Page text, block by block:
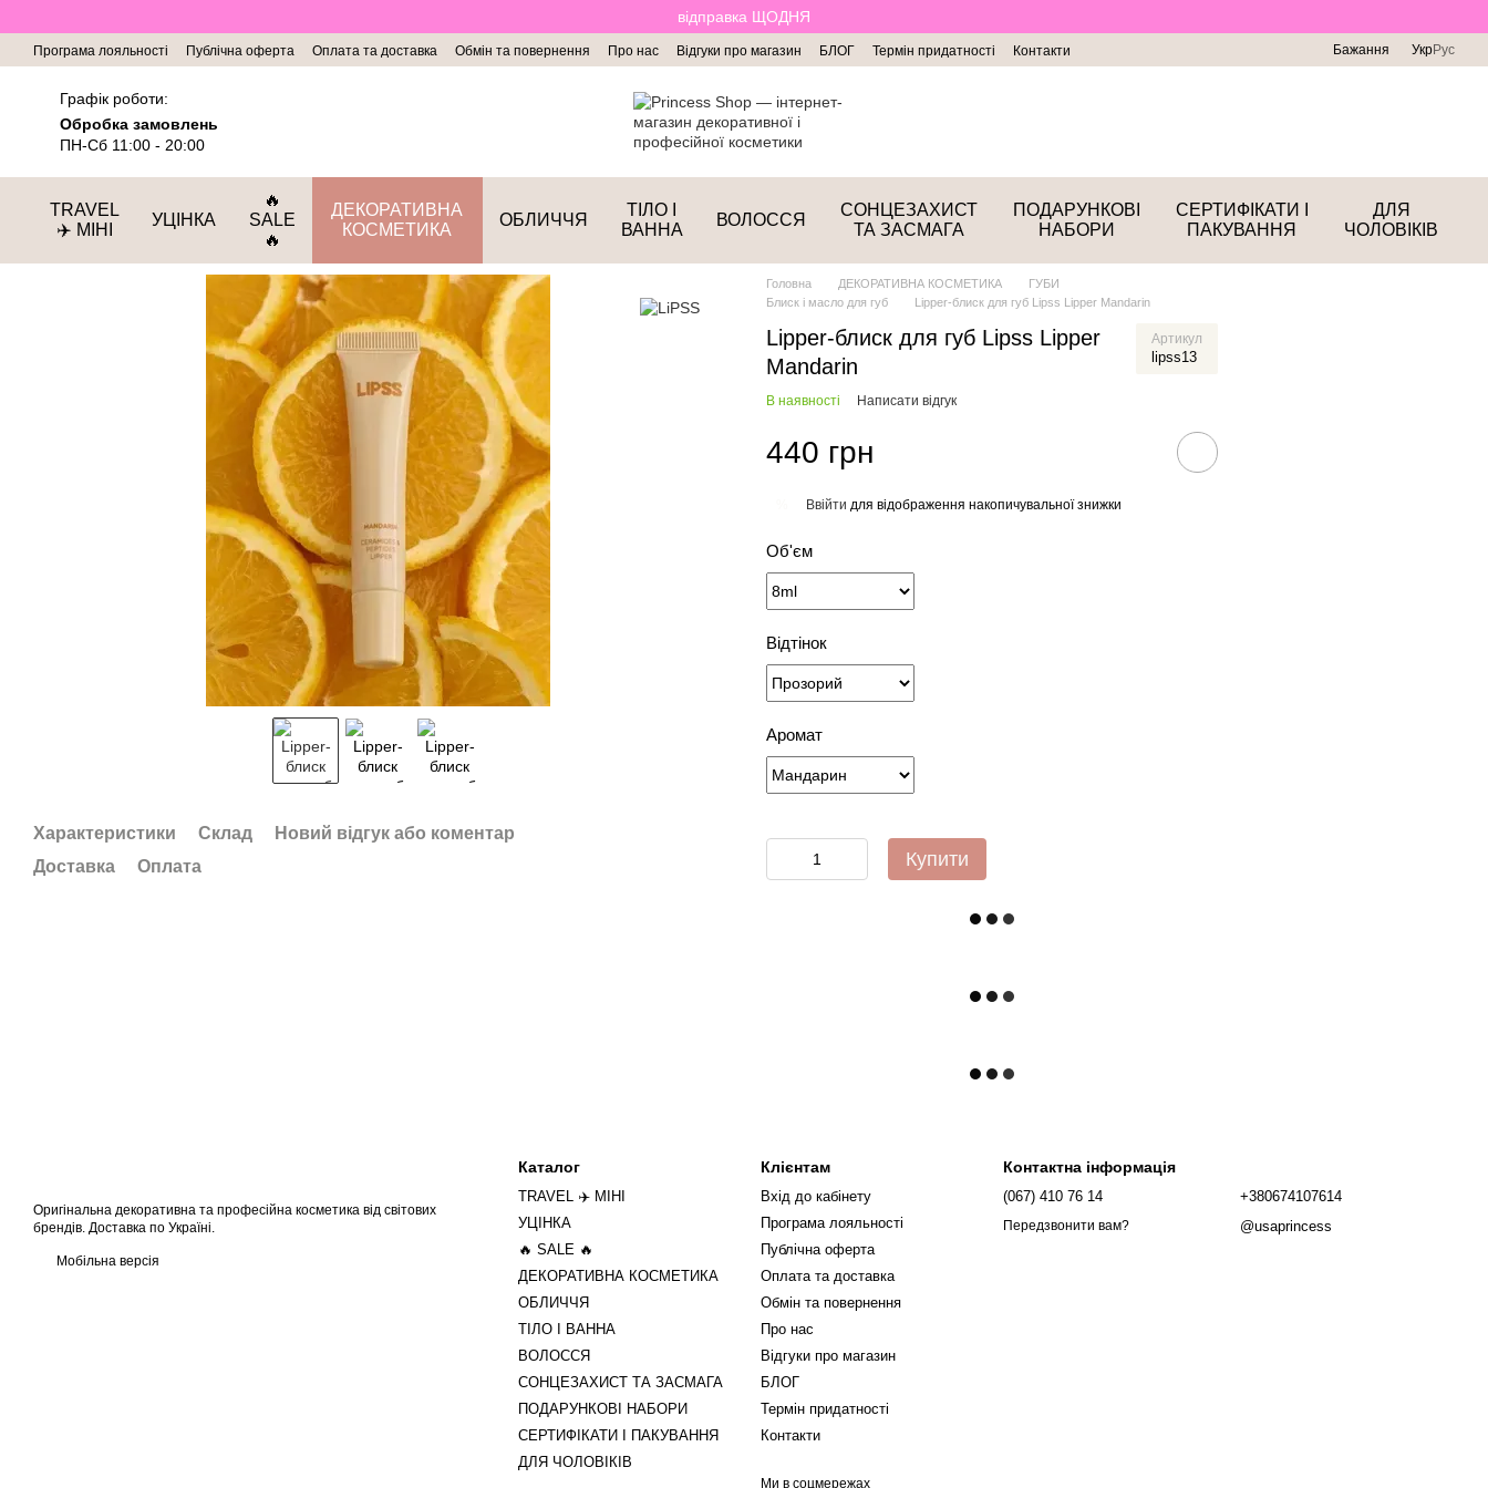
відправка ЩОДНЯ
Програма лояльності Публічна оферта Оплата та доставка Обмін та повернення Про нас Відгуки про магазин БЛОГ Термін придатності Контакти Бажання УкрРус
Графік роботи:
Обробка замовлень
ПН-Сб 11:00 - 20:00
TRAVEL
✈️ МІНІ
УЦІНКА
🔥
SALE
🔥
ДЕКОРАТИВНА
КОСМЕТИКА
ОБЛИЧЧЯ
ТІЛО І
ВАННА
ВОЛОССЯ
СОНЦЕЗАХИСТ
ТА ЗАСМАГА
ПОДАРУНКОВІ
НАБОРИ
СЕРТИФІКАТИ І
ПАКУВАННЯ
ДЛЯ
ЧОЛОВІКІВ
Характеристики Склад
Новий відгук або коментар
Доставка
Оплата
Головна ДЕКОРАТИВНА КОСМЕТИКА
ГУБИ
Блиск і масло для губ
Lipper-блиск для губ Lipss Lipper Mandarin
Lipper-блиск для губ Lipss Lipper
Mandarin
Артикул
lipss13
В наявності Написати відгук
440 грн
Ввійти для відображення накопичувальної знижки
Об'єм
Відтінок
Аромат
Купити
Оригінальна декоративна та професійна косметика від світових
брендів. Доставка по Україні.
Мобільна версія
Каталог
TRAVEL ✈️ МІНІ
УЦІНКА
🔥 SALE 🔥
ДЕКОРАТИВНА КОСМЕТИКА
ОБЛИЧЧЯ
ТІЛО І ВАННА
ВОЛОССЯ
СОНЦЕЗАХИСТ ТА ЗАСМАГА
ПОДАРУНКОВІ НАБОРИ
СЕРТИФІКАТИ І ПАКУВАННЯ
ДЛЯ ЧОЛОВІКІВ
Клієнтам
Вхід до кабінету
Програма лояльності
Публічна оферта
Оплата та доставка
Обмін та повернення
Про нас
Відгуки про магазин
БЛОГ
Термін придатності
Контакти
Ми в соцмережах
Контактна інформація
(067) 410 76 14
Передзвонити вам?
+380674107614
@usaprincess